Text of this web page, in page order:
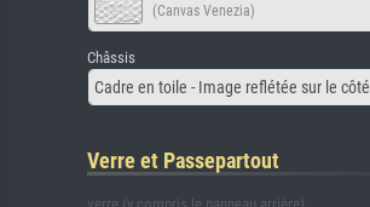
(Canvas Venezia)
Châssis
Cadre en toile - Image reflétée sur le côté
Verre et Passepartout